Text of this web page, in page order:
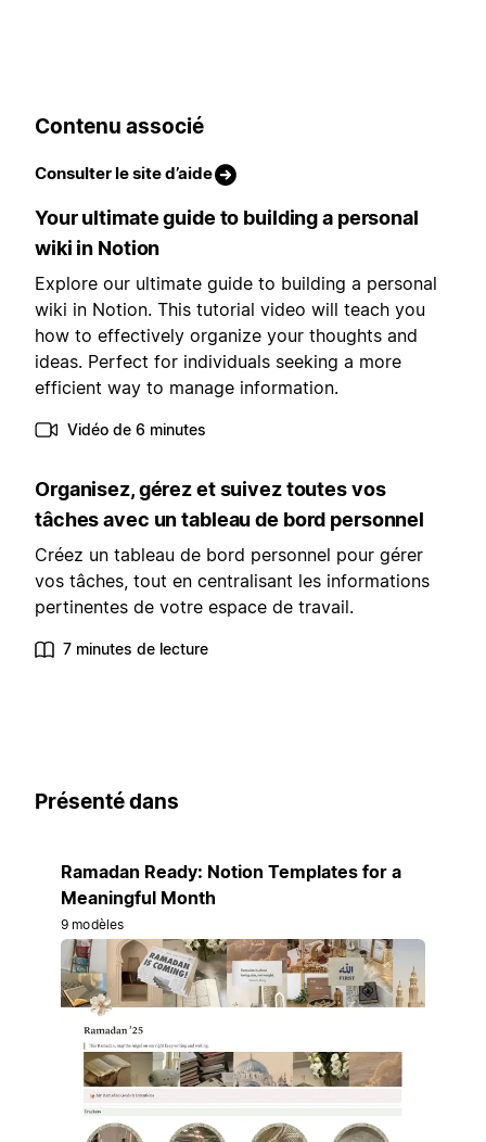
Contenu associé
Consulter le site d’aide
Your ultimate guide to building a personal
wiki in Notion
Explore our ultimate guide to building a personal
wiki in Notion. This tutorial video will teach you
how to effectively organize your thoughts and
ideas. Perfect for individuals seeking a more
efficient way to manage information.
Vidéo de 6 minutes
Organisez, gérez et suivez toutes vos
tâches avec un tableau de bord personnel
Créez un tableau de bord personnel pour gérer
vos tâches, tout en centralisant les informations
pertinentes de votre espace de travail.
7 minutes de lecture
Présenté dans
Ramadan Ready: Notion Templates for a
Meaningful Month
9 modèles